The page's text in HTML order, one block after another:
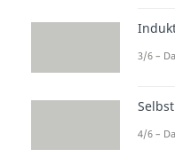
3/6 –
4/6 –